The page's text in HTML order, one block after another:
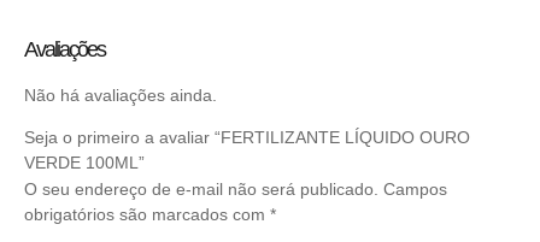
Avaliações
Não há avaliações ainda.
Seja o primeiro a avaliar “FERTILIZANTE LÍQUIDO OURO
VERDE 100ML”
O seu endereço de e-mail não será publicado. Campos
obrigatórios são marcados com *